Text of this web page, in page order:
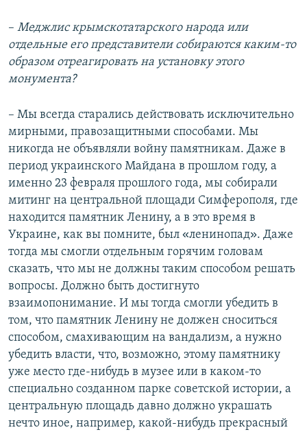
– Меджлис крымскотатарского народа или
отдельные его представители собираются каким-то
образом отреагировать на установку этого
монумента?
– Мы всегда старались действовать исключительно
мирными, правозащитными способами. Мы
никогда не объявляли войну памятникам. Даже в
период украинского Майдана в прошлом году, а
именно 23 февраля прошлого года, мы собирали
митинг на центральной площади Симферополя, где
находится памятник Ленину, а в это время в
Украине, как вы помните, был «ленинопад». Даже
тогда мы смогли отдельным горячим головам
сказать, что мы не должны таким способом решать
вопросы. Должно быть достигнуто
взаимопонимание. И мы тогда смогли убедить в
том, что памятник Ленину не должен сноситься
способом, смахивающим на вандализм, а нужно
убедить власти, что, возможно, этому памятнику
уже место где-нибудь в музее или в каком-то
специально созданном парке советской истории, а
центральную площадь давно должно украшать
нечто иное, например, какой-нибудь прекрасный